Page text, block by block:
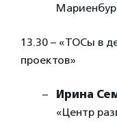
13.30 – «ТОСы в
проектов»
Ирина
«Центр